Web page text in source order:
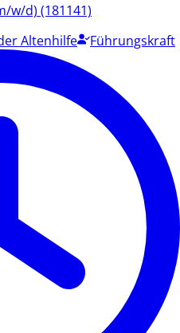
w/d) (181141)
Altenhilfe Führungskraft